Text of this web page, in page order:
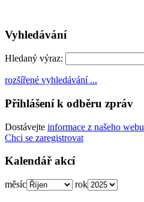
Vyhledávání
Hledaný výraz:
rozšířené vyhledávání ...
Přihlášení k odběru zpráv
Dostávejte informace z našeho webu
Chci se zaregistrovat
Kalendář akcí
měsíc rok